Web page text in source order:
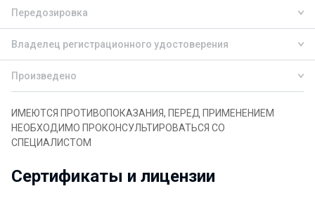
Передозировка
Владелец регистрационного удостоверения
Произведено
ИМЕЮТСЯ ПРОТИВОПОКАЗАНИЯ, ПЕРЕД ПРИМЕНЕНИЕМ
НЕОБХОДИМО ПРОКОНСУЛЬТИРОВАТЬСЯ СО
СПЕЦИАЛИСТОМ
Сертификаты и лицензии